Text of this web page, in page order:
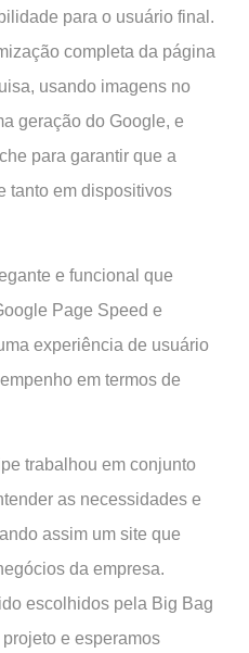
para o usuário final.
completa da página
usando imagens no
geração do Google, e
para garantir que a
tanto em dispositivos
e funcional que
Page Speed e
experiência de usuário
em termos de
trabalhou em conjunto
as necessidades e
assim um site que
da empresa.
escolhidos pela Big Bag
e esperamos